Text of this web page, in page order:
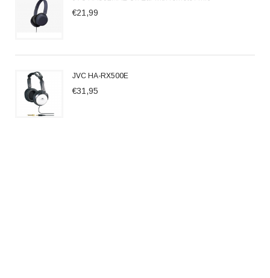
€21,99
JVC HA-RX500E
€31,95